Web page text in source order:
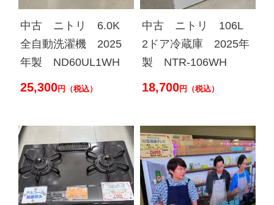
中古 ニトリ 6.0K
全自動洗濯機 2025
年製 ND60UL1WH
25,300円（税込）
中古 ニトリ 106L
2ドア冷蔵庫 2025年
製 NTR-106WH
18,700円（税込）